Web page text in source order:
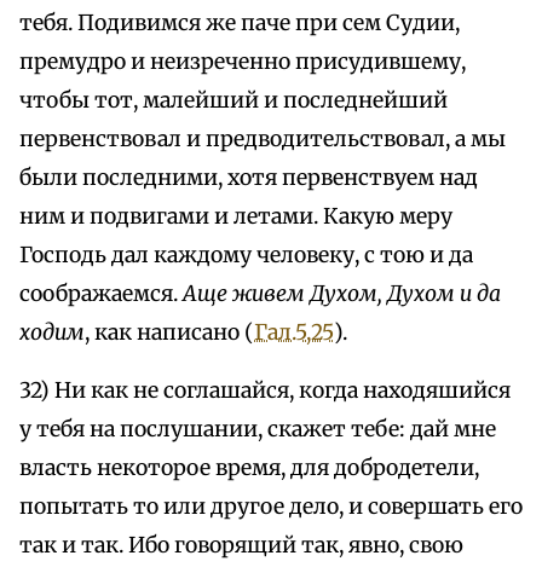
тебя. Подивимся же паче при сем Судии,
премудро и неизреченно присудившему,
чтобы тот, малейший и последнейший
первенствовал и предводительствовал, а мы
были последними, хотя первенствуем над
ним и подвигами и летами. Какую меру
Господь дал каждому человеку, с тою и да
соображаемся.Аще живем Духом, Духом и да
ходим, как написано (Гал.5,25).
32) Ни как не соглашайся, когда находяшийся
у тебя на послушании, скажет тебе: дай мне
власть некоторое время, для добродетели,
попытать то или другое дело, и совершать его
так и так. Ибо говорящий так, явно, свою